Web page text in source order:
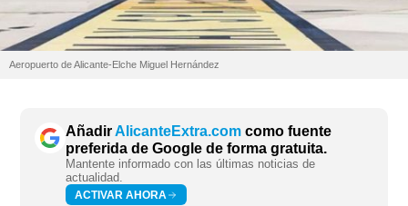
Aeropuerto de Alicante-Elche Miguel Hernández
AñadirAlicanteExtra.com como fuente
preferida de Google de forma gratuita.
Mantente informado con las últimas noticias de
actualidad.
ACTIVAR AHORA